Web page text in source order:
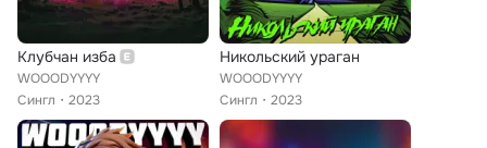
Клубчан изба
WOOODYYYY
Сингл
2023
Никольский ураган
WOOODYYYY
Сингл
2023